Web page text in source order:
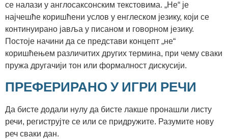
се налази у англосаксонским текстовима. „Не“ је
најчешће коришћени услов у енглеском језику, који се
континуирано јавља у писаном и говорном језику.
Постоје начини да се представи концепт „не“
коришћењем различитих других термина, при чему сваки
пружа другачији тон или формалност дискусији.
ПРЕФЕРИРАНО У ИГРИ РЕЧИ
Да бисте додали нулу да бисте лакше пронашли листу
речи, региструјте се или се придружите. Разумите нову
реч сваки дан.